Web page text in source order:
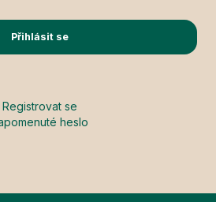
Přihlásit se
Registrovat se
heslo